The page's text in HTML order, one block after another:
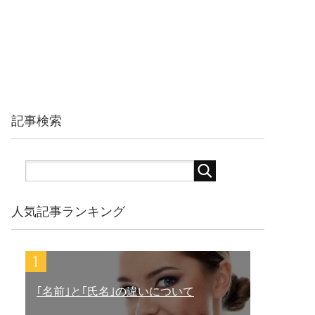
記事検索
人気記事ランキング
｢名前｣と｢氏名｣の違いについて